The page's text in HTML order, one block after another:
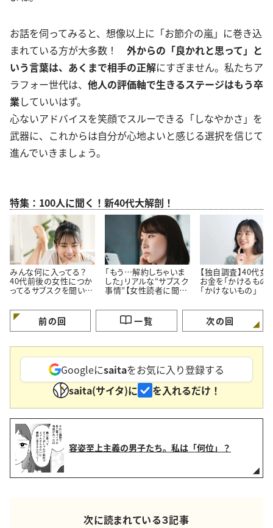
お話を伺ってみると、想像以上に「お節介の嵐」に巻き込
まれている方が大多数！ 外からの「良かれと思って」と
いう言葉は、あくまで相手の正解にすぎません。私たちア
ラフォー世代は、 他人の評価軸で生きるステージはもう卒
業していいはず。
心ないアドバイスを笑顔でスルーできる「しなやかさ」を
武器に、これからは自分が心地よいと感じる選択を信じて
進んでいきましょう。
特集：100人に聞く！新40代大解剖！
みんな何に入ってる？
40代前後の女性につか
ってるサブスクを聞いて
「もう…解約しちゃいま
した」リアルな“サブスク
事情”【女性読者に聞い
【独自調査】40代女
お金を「かけるもの」
「かけないもの」
前の回 一覧 次の回
Googleにsaitaをお気に入り登録する
saita(サイタ)に
を入れるだけ！
容姿至上主義の男子たち。私は「何位」？
次に読まれている３記事